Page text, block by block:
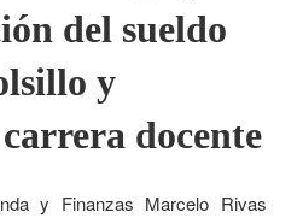
del sueldo
y
docente
y Finanzas Marcelo Rivas